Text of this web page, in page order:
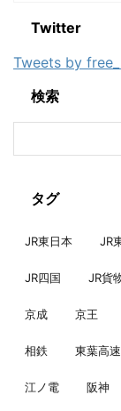
Twitter
Tweets by
検索
タグ
JR東日本 JR
JR四国 JR貨
京成 京王
相鉄 東葉高
江ノ電 阪神